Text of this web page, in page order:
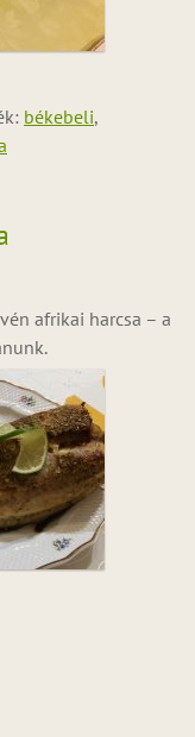
békebeli,
afrikai harcsa – a